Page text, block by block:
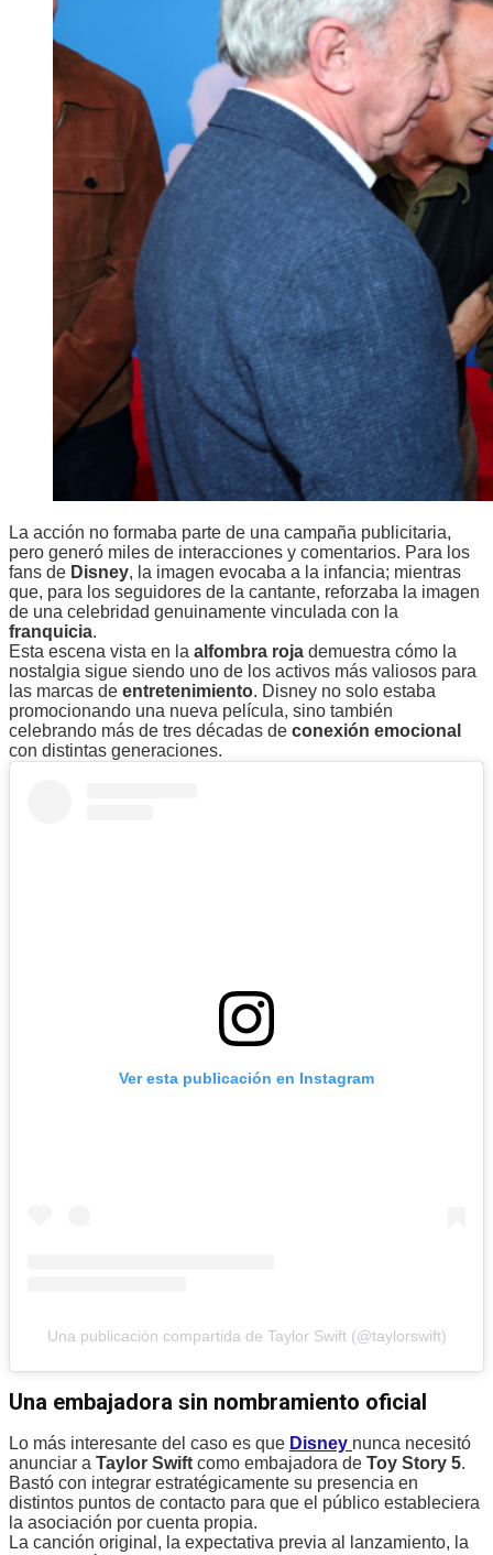
La acción no formaba parte de una campaña publicitaria,
pero generó miles de interacciones y comentarios. Para los
fans de Disney, la imagen evocaba a la infancia; mientras
que, para los seguidores de la cantante, reforzaba la imagen
de una celebridad genuinamente vinculada con la
franquicia.
Esta escena vista en la alfombra roja demuestra cómo la
nostalgia sigue siendo uno de los activos más valiosos para
las marcas de entretenimiento. Disney no solo estaba
promocionando una nueva película, sino también
celebrando más de tres décadas de conexión emocional
con distintas generaciones.
Ver esta publicación en Instagram
Una publicación compartida de Taylor Swift (@taylorswift)
Una embajadora sin nombramiento oficial
Lo más interesante del caso es que Disney nunca necesitó
anunciar a Taylor Swift como embajadora de Toy Story 5.
Bastó con integrar estratégicamente su presencia en
distintos puntos de contacto para que el público estableciera
la asociación por cuenta propia.
La canción original, la expectativa previa al lanzamiento, la